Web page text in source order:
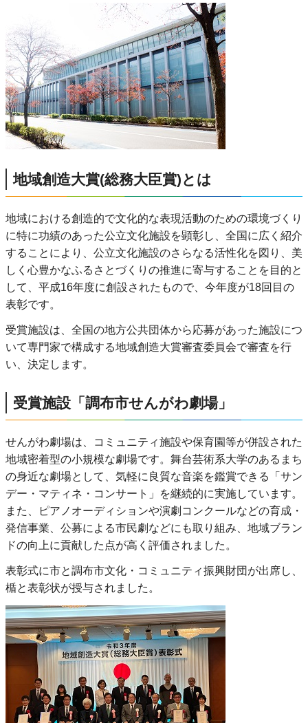
地域創造大賞(総務大臣賞)とは
地域における創造的で文化的な表現活動のための環境づくり
に特に功績のあった公立文化施設を顕彰し、全国に広く紹介
することにより、公立文化施設のさらなる活性化を図り、美
しく心豊かなふるさとづくりの推進に寄与することを目的と
して、平成16年度に創設されたもので、今年度が18回目の
表彰です。
受賞施設は、全国の地方公共団体から応募があった施設につ
いて専門家で構成する地域創造大賞審査委員会で審査を行
い、決定します。
受賞施設「調布市せんがわ劇場」
せんがわ劇場は、コミュニティ施設や保育園等が併設された
地域密着型の小規模な劇場です。舞台芸術系大学のあるまち
の身近な劇場として、気軽に良質な音楽を鑑賞できる「サン
デー・マティネ・コンサート」を継続的に実施しています。
また、ピアノオーディションや演劇コンクールなどの育成・
発信事業、公募による市民劇などにも取り組み、地域ブラン
ドの向上に貢献した点が高く評価されました。
表彰式に市と調布市文化・コミュニティ振興財団が出席し、
楯と表彰状が授与されました。